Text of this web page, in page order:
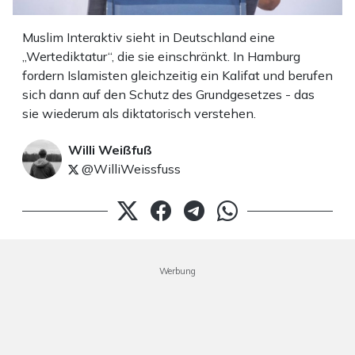
Muslim Interaktiv sieht in Deutschland eine
„Wertediktatur“, die sie einschränkt. In Hamburg
fordern Islamisten gleichzeitig ein Kalifat und berufen
sich dann auf den Schutz des Grundgesetzes - das
sie wiederum als diktatorisch verstehen.
Willi Weißfuß
@WilliWeissfuss
Werbung